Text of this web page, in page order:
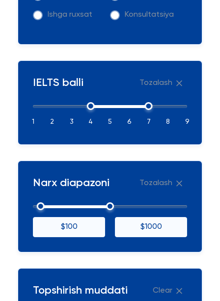
Ishga ruxsat Konsultatsiya
IELTS balli Tozalash
1 2 3 4 5 6 7 8 9
Narx diapazoni Tozalash
$100 $1000
Topshirish muddati Clear